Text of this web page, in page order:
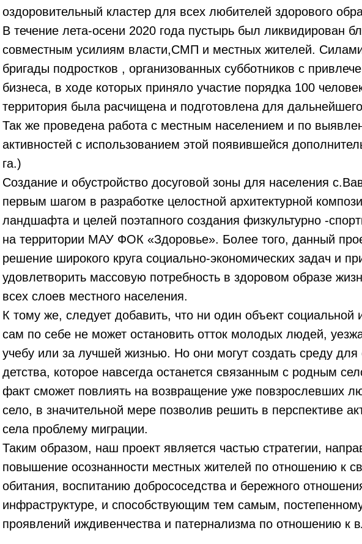
оздоровительный кластер для всех любителей здорового
В течение лета-осени 2020 года пустырь был ликвидирован
совместным усилиям власти,СМП и местных жителей.
бригады подростков , организованных субботников с
бизнеса, в ходе которых приняло участие порядка 100
территория была расчищена и подготовлена для дальнейшего
Так же проведена работа с местным населением и по
активностей с использованием этой появившейся
га.)
Создание и обустройство досуговой зоны для населения
первым шагом в разработке целостной архитектурной
ландшафта и целей поэтапного создания физкультурно -
на территории МАУ ФОК «Здоровье». Более того, данный
решение широкого круга социально-экономических задач и
удовлетворить массовую потребность в здоровом образе
всех слоев местного населения.
К тому же, следует добавить, что ни один объект социальной
сам по себе не может остановить отток молодых людей,
учебу или за лучшей жизнью. Но они могут создать среду для
детства, которое навсегда останется связанным с родным
факт сможет повлиять на возвращение уже повзрослевших
село, в значительной мере позволив решить в перспективе
села проблему миграции.
Таким образом, наш проект является частью стратегии,
повышение осознанности местных жителей по отношению к
обитания, воспитанию добрососедства и бережного
инфраструктуре, и способствующим тем самым,
проявлений иждивенчества и патернализма по отношению к